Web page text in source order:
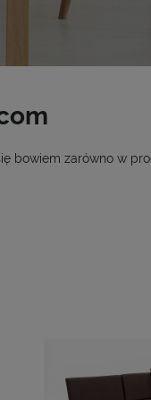
bowiem zarówno w